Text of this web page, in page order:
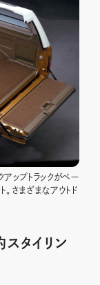
ップトラックがベー
さまざまなアウトド
タイリン